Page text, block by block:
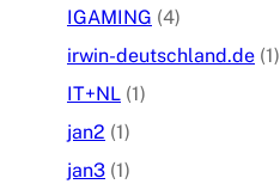
IGAMING (4)
irwin-deutschland.de (1)
IT+NL (1)
jan2 (1)
jan3 (1)